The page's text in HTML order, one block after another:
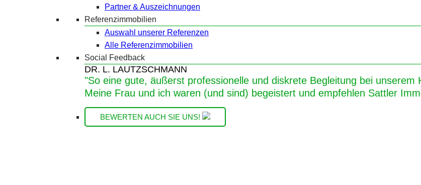
Partner & Auszeichnungen
Referenzimmobilien
Auswahl unserer Referenzen
Alle Referenzimmobilien
Social Feedback
DR. L. LAUTZSCHMANN
"So eine gute, äußerst professionelle und diskrete Begleitung bei
Meine Frau und ich waren (und sind) begeistert und empfehlen Sattler
BEWERTEN AUCH SIE UNS!